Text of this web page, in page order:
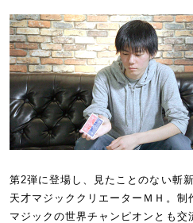
第2弾に登場し、見たことのない斬
天才マジッククリエーターＭＨ。制
マジックの世界チャンピオンとも